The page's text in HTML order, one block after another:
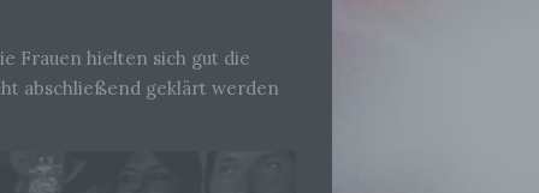
Frauen hielten sich gut die
abschließend geklärt werden